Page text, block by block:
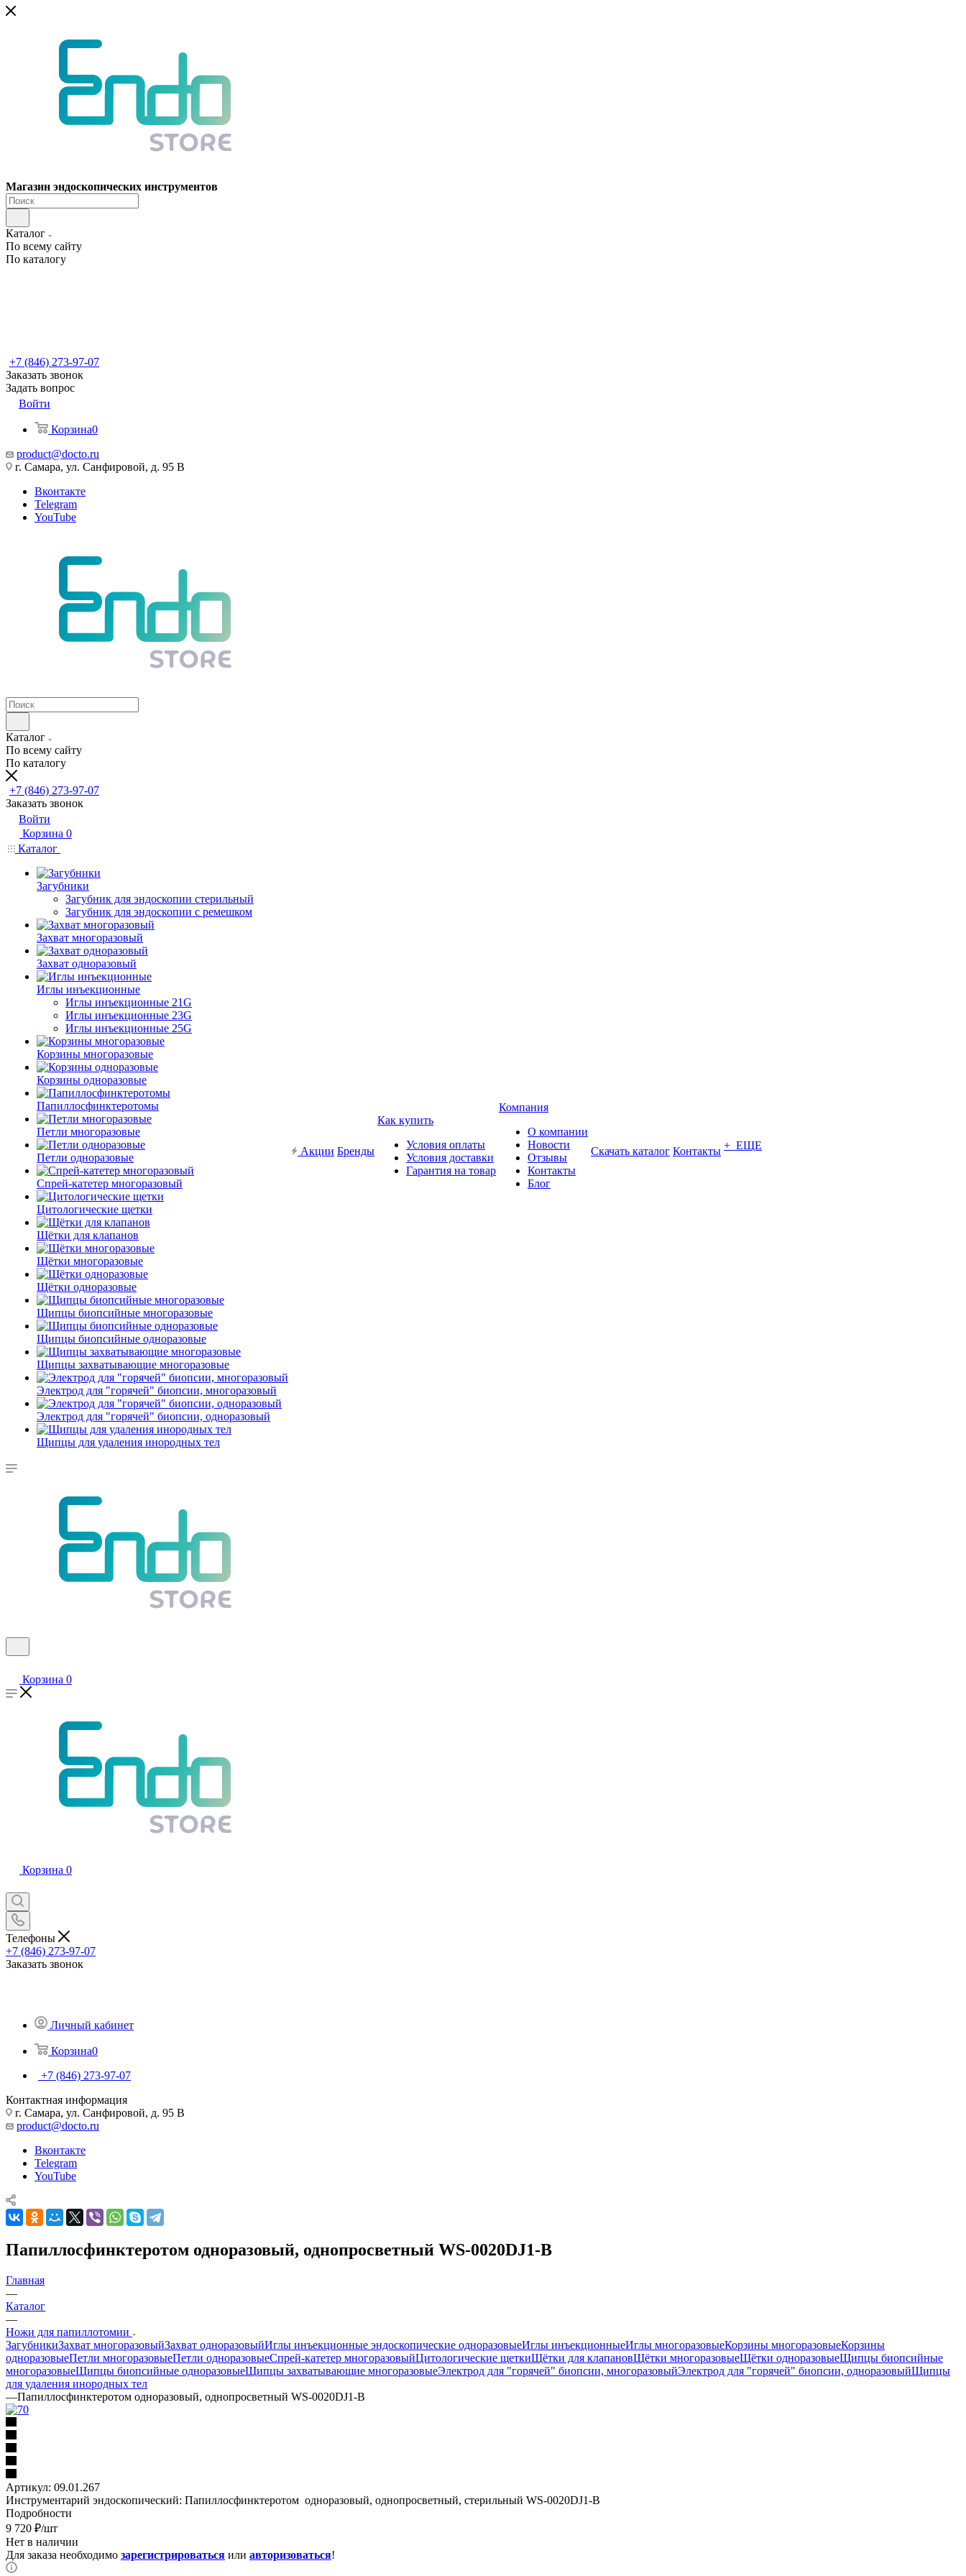
Магазин эндоскопических инструментов
Каталог
По всему сайту
По каталогу
+7 (846) 273-97-07
Заказать звонок
Задать вопрос
Войти
Корзина0
product@docto.ru
г. Самара, ул. Санфировой, д. 95 В
Вконтакте
Telegram
YouTube
Каталог
По всему сайту
По каталогу
+7 (846) 273-97-07
Заказать звонок
Войти
Корзина 0
Каталог
Загубники
Загубник для эндоскопии стерильный
Загубник для эндоскопии с ремешком
Захват многоразовый
Захват одноразовый
Иглы инъекционные
Иглы инъекционные 21G
Иглы инъекционные 23G
Иглы инъекционные 25G
Корзины многоразовые
Корзины одноразовые
Папиллосфинктеротомы
Петли многоразовые
Петли одноразовые
Спрей-катетер многоразовый
Цитологические щетки
Щётки для клапанов
Щётки многоразовые
Щётки одноразовые
Щипцы биопсийные многоразовые
Щипцы биопсийные одноразовые
Щипцы захватывающие многоразовые
Электрод для "горячей" биопсии, многоразовый
Электрод для "горячей" биопсии, одноразовый
Щипцы для удаления инородных тел
Акции Бренды
Как купить
Условия оплаты
Условия доставки
Гарантия на товар
Компания
О компании
Новости
Отзывы
Контакты
Блог
Скачать каталог Контакты + ЕЩЕ
Корзина 0
Корзина 0
Телефоны
+7 (846) 273-97-07
Заказать звонок
Личный кабинет
Корзина0
+7 (846) 273-97-07
Контактная информация
г. Самара, ул. Санфировой, д. 95 В
product@docto.ru
Вконтакте
Telegram
YouTube
Папиллосфинктеротом одноразовый, однопросветный WS-0020DJ1-В
Главная
—
Каталог
—
Ножи для папиллотомии
ЗагубникиЗахват многоразовыйЗахват одноразовыйИглы инъекционные эндоскопические одноразовыеИглы инъекционныеИглы многоразовыеКорзины многоразовыеКорзины
одноразовыеПетли многоразовыеПетли одноразовыеСпрей-катетер многоразовыйЦитологические щеткиЩётки для клапановЩётки многоразовыеЩётки одноразовыеЩипцы биопсийные
многоразовыеЩипцы биопсийные одноразовыеЩипцы захватывающие многоразовыеЭлектрод для "горячей" биопсии, многоразовыйЭлектрод для "горячей" биопсии, одноразовыйЩипцы
для удаления инородных тел
—Папиллосфинктеротом одноразовый, однопросветный WS-0020DJ1-В
Артикул: 09.01.267
Инструментарий эндоскопический: Папиллосфинктеротом одноразовый, однопросветный, стерильный WS-0020DJ1-В
Подробности
9 720 ₽/шт
Нет в наличии
Для заказа необходимо зарегистрироваться или авторизоваться!